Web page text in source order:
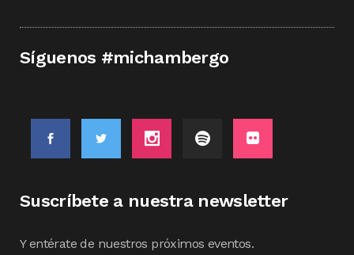
Síguenos #michambergo
Suscríbete a nuestra newsletter
Y entérate de nuestros próximos eventos.